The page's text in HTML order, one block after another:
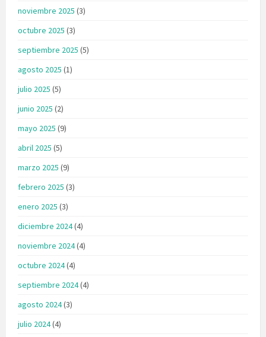
noviembre 2025 (3)
octubre 2025 (3)
septiembre 2025 (5)
agosto 2025 (1)
julio 2025 (5)
junio 2025 (2)
mayo 2025 (9)
abril 2025 (5)
marzo 2025 (9)
febrero 2025 (3)
enero 2025 (3)
diciembre 2024(4)
noviembre 2024(4)
octubre 2024(4)
septiembre 2024(4)
agosto 2024(3)
julio 2024(4)